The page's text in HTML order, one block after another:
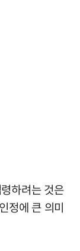
하려는 것은
정에 큰 의미